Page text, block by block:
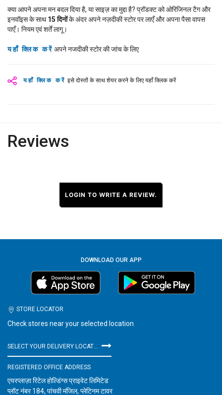
यहाँ क्लिक करें इसे दोस्तों के साथ शेयर करने के लिए यहाँ क्लिक करें
क्या आपने अपना मन बदल दिया है, या साइज़ का मुद्दा है? प्रॉडक्ट को ओरिजिनल टैग और
इनवॉइस के साथ15 दिनोंके अंदर अपने नज़दीकी स्टोर पर लाएँ और अपना पैसा वापस
पाएँ। नियम एवं शर्तें लागू।
यहाँ क्लिक करें अपने नजदीकी स्टोर की जांच के लिए
Reviews
LOGIN TO WRITE A REVIEW.
DOWNLOAD OUR APP
STORE LOCATOR
Check stores near your selected location
REGISTERED OFFICE ADDRESS
एयरप्लाज़ा रिटेल होल्डिंग्स प्राइवेट लिमिटेड
प्लॉट नंबर 184, पांचवी मंजिल, प्लेटिनम टावर